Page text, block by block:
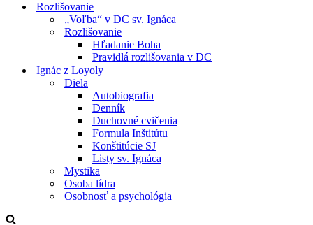
Rozlišovanie
„Voľba“ v DC sv. Ignáca
Rozlišovanie
Hľadanie Boha
Pravidlá rozlišovania v DC
Ignác z Loyoly
Diela
Autobiografia
Denník
Duchovné cvičenia
Formula Inštitútu
Konštitúcie SJ
Listy sv. Ignáca
Mystika
Osoba lídra
Osobnosť a psychológia